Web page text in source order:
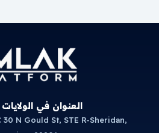
العنوان في
N Gould St, STE R-Sheridan,